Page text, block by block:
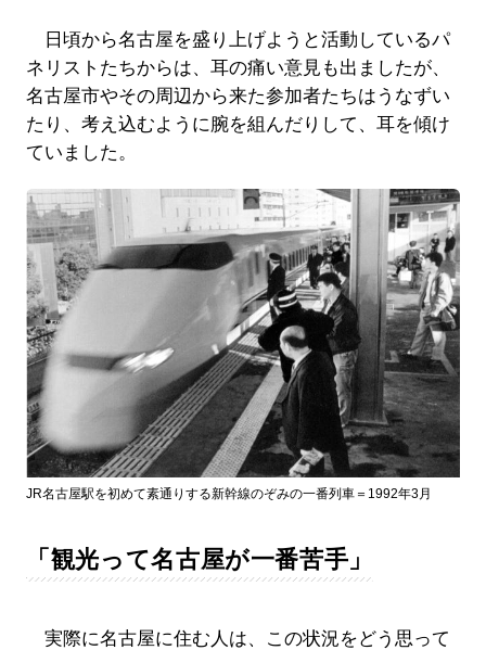
日頃から名古屋を盛り上げようと活動しているパ
ネリストたちからは、耳の痛い意見も出ましたが、
名古屋市やその周辺から来た参加者たちはうなずい
たり、考え込むように腕を組んだりして、耳を傾け
ていました。
JR名古屋駅を初めて素通りする新幹線のぞみの一番列車＝1992年3月
「観光って名古屋が一番苦手」
実際に名古屋に住む人は、この状況をどう思って